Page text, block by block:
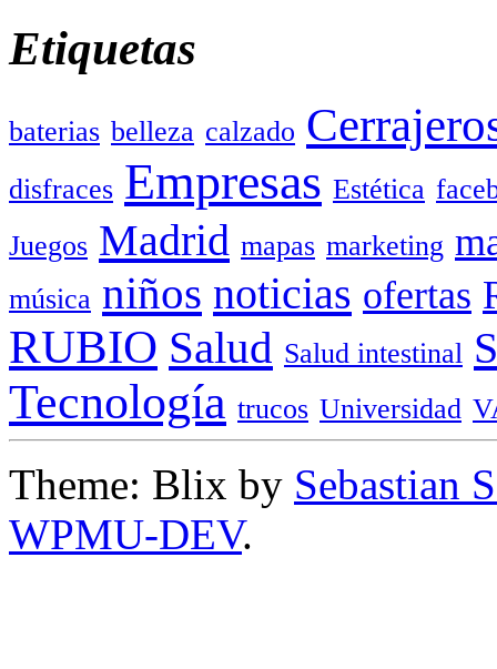
Etiquetas
baterias belleza calzado
disfraces Empresas Estética
Juegos Madrid mapas marketing
música niños noticias ofertas
RUBIO Salud Salud intestinal
Tecnología trucos Universidad
Theme: Blix by Sebastian
WPMU-DEV.